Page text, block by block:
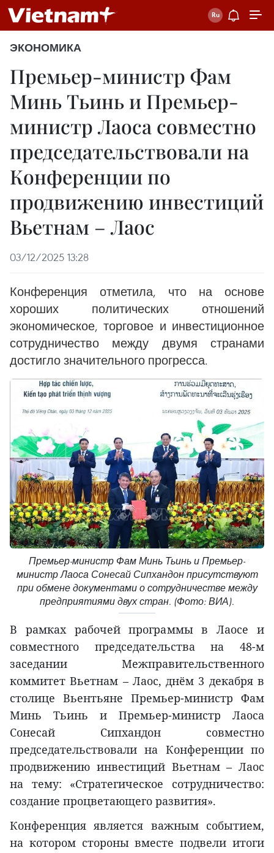
ЭКОНОМИКА
Премьер-министр Фам
Минь Тьинь и Премьер-
министр Лаоса совместно
председательствовали на
Конференции по
продвижению инвестиций
Вьетнам – Лаос
03/12/2025 13:28
Конференция отметила, что на основе
хороших политических отношений
экономическое, торговое и инвестиционное
сотрудничество между двумя странами
достигло значительного прогресса.
Премьер-министр Фам Минь Тьинь и Премьер-
министр Лаоса Сонесай Сипхандон присутствуют
при обмене документами о сотрудничестве между
предприятиями двух стран. (Фото: ВИА).
В рамках рабочей программы в Лаосе и
совместного председательства на 48-м
заседании Межправительственного
коммитет Вьетнам – Лаос, днём 3 декабря в
столице Вьентьяне Премьер-министр Фам
Минь Тьинь и Премьер-министр Лаоса
Сонеcай Сипхандон совместно
председательствовали на Конференции по
продвижению инвестиций Вьетнам – Лаос
на тему: «Стратегическое сотрудничество:
создание процветающего развития».
Конференция является важным событием,
на котором стороны вместе подвели итоги